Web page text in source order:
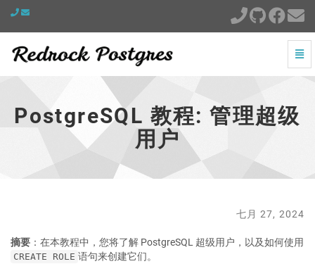
PostgreSQL
管
主
页
切
换
PostgreSQL 教程: 管理超级
用户
七月 27, 2024
摘要 ：在本教程中，您将了解 PostgreSQL 超级用户，以及如何使用
CREATE ROLE 语句来创建它们。